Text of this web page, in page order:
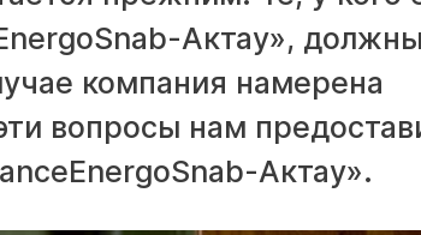
Актау», должны
компания намерена
вопросы нам
Актау».